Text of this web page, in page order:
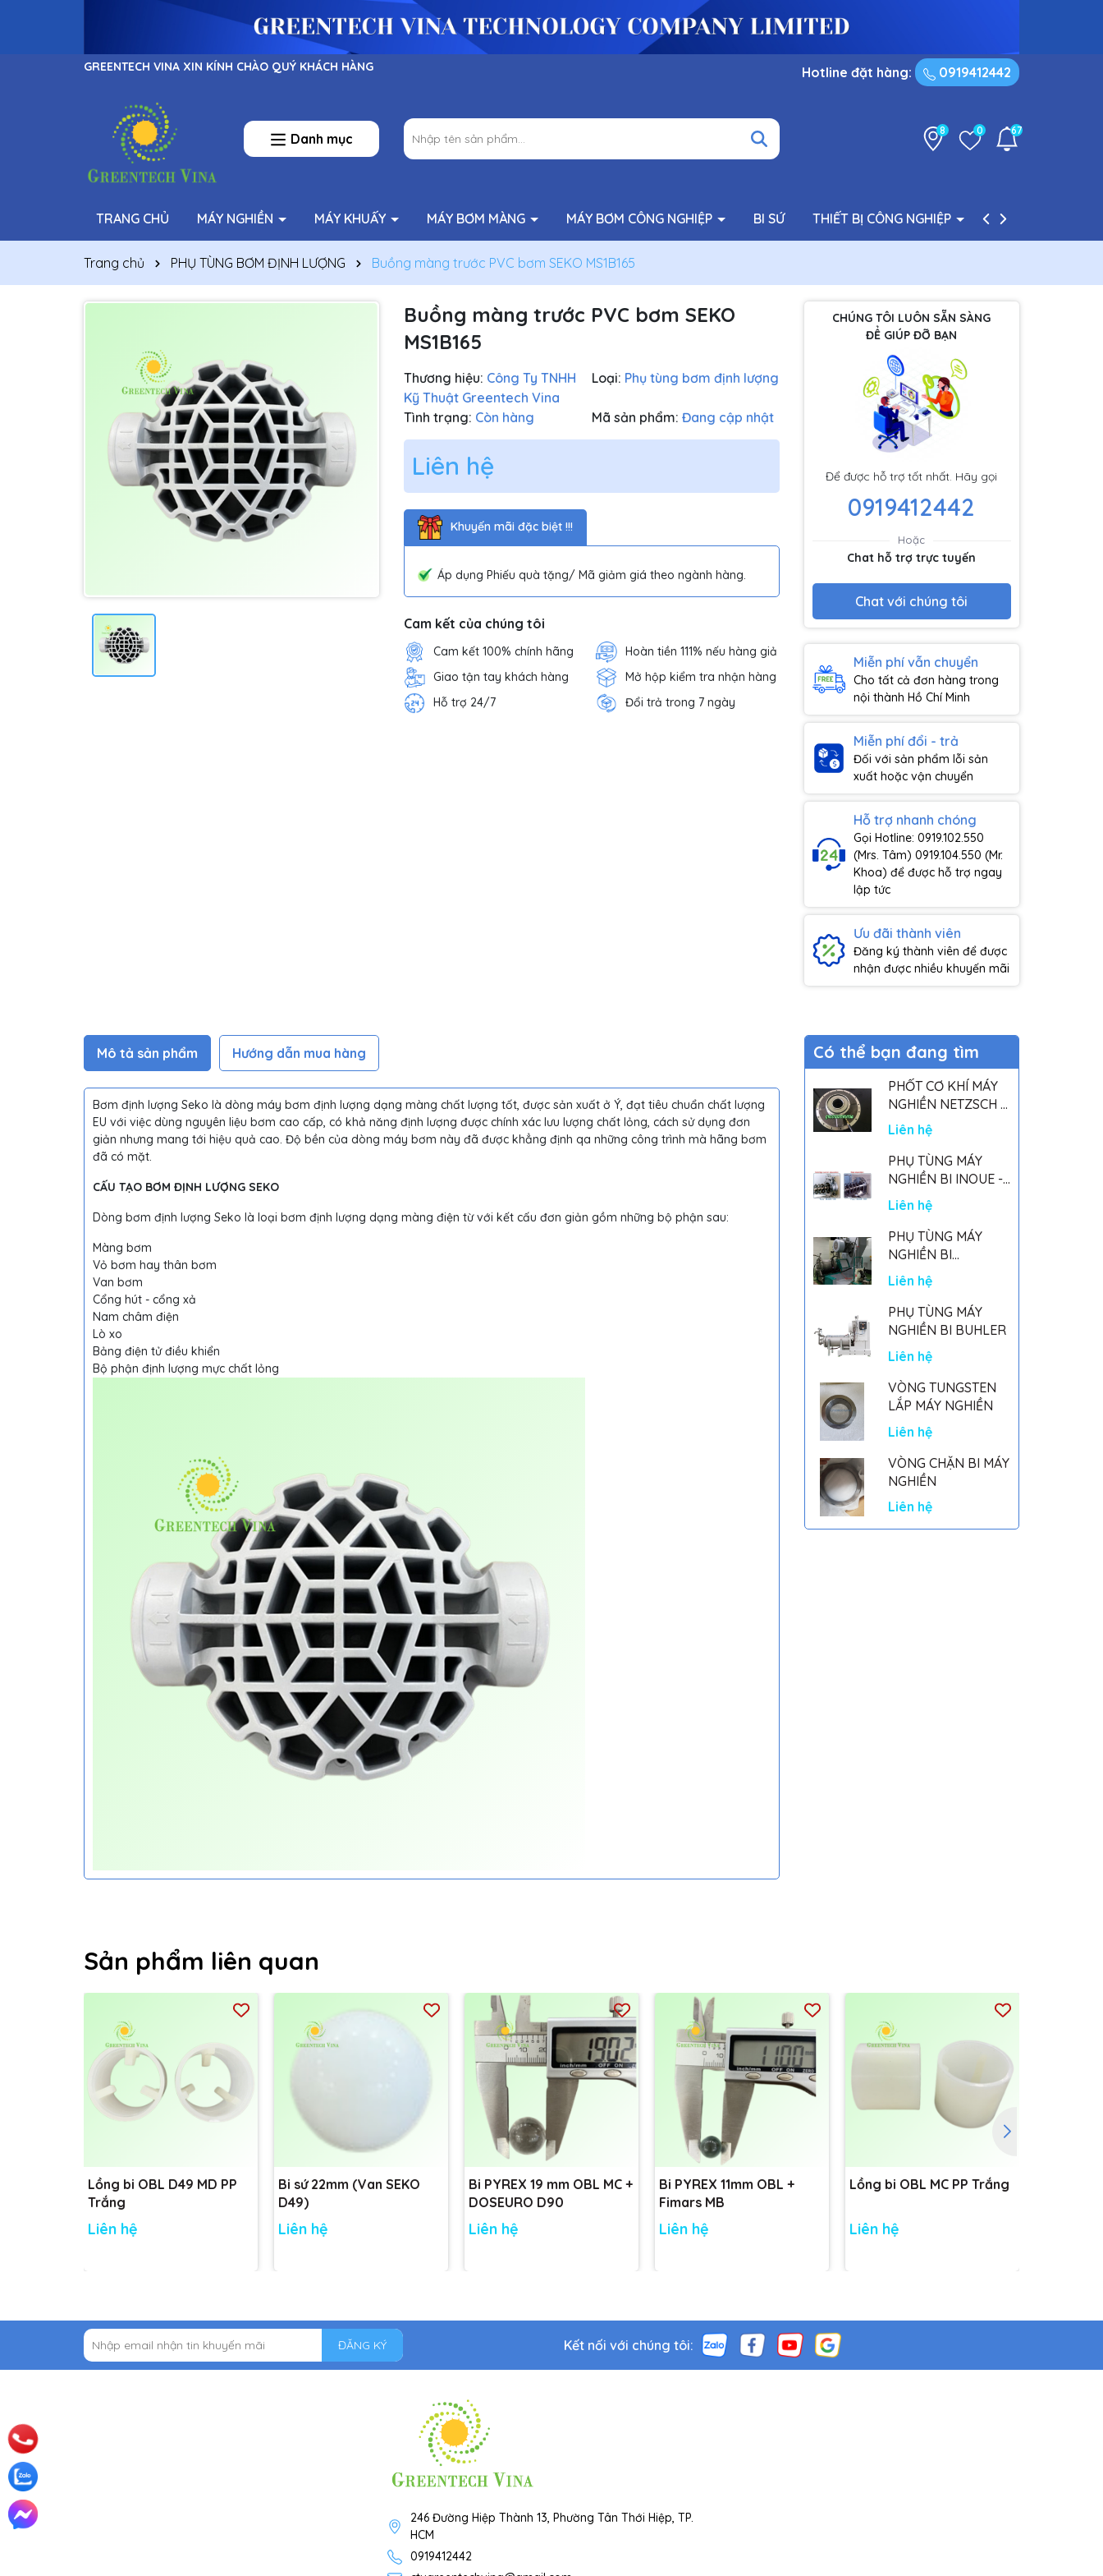
GREENTECH VINA XIN KÍNH CHÀO QUÝ KHÁCH HÀNG Hotline đặt hàng: 0919412442
Danh mục
8 0 67
TRANG CHỦ MÁY NGHIỀN MÁY KHUẤY MÁY BƠM MÀNG MÁY BƠM CÔNG NGHIỆP BI SỨ THIẾT BỊ CÔNG NGHIỆP PHỤ TÙNG BƠM
Trang chủ PHỤ TÙNG BƠM ĐỊNH LƯỢNG Buồng màng trước PVC bơm SEKO MS1B165
Buồng màng trước PVC bơm SEKO
MS1B165
Thương hiệu: Công Ty TNHH
Kỹ Thuật Greentech Vina
Loại: Phụ tùng bơm định lượng
Tình trạng: Còn hàng Mã sản phẩm: Đang cập nhật
Liên hệ
Khuyến mãi đặc biệt !!!
Áp dụng Phiếu quà tặng/ Mã giảm giá theo ngành hàng.
Cam kết của chúng tôi
Cam kết 100% chính hãng
Hoàn tiền 111% nếu hàng giả
Giao tận tay khách hàng
Mở hộp kiểm tra nhận hàng
Hỗ trợ 24/7
Đổi trả trong 7 ngày
CHÚNG TÔI LUÔN SẴN SÀNG
ĐỂ GIÚP ĐỠ BẠN
Để được hỗ trợ tốt nhất. Hãy gọi
0919412442
Hoặc
Chat hỗ trợ trực tuyến
Chat với chúng tôi
Miễn phí vẫn chuyển
Cho tất cả đơn hàng trong
nội thành Hồ Chí Minh
Miễn phí đổi - trả
Đối với sản phẩm lỗi sản
xuất hoặc vận chuyển
Hỗ trợ nhanh chóng
Gọi Hotline: 0919.102.550
(Mrs. Tâm) 0919.104.550 (Mr.
Khoa) để được hỗ trợ ngay
lập tức
Ưu đãi thành viên
Đăng ký thành viên để được
nhận được nhiều khuyến mãi
Mô tả sản phẩm Hướng dẫn mua hàng
Bơm định lượng Seko là dòng máy bơm định lượng dạng màng chất lượng tốt, được sản xuất ở Ý, đạt tiêu chuẩn chất lượng
EU với việc dùng nguyên liệu bơm cao cấp, có khả năng định lượng được chính xác lưu lượng chất lỏng, cách sử dụng đơn
giản nhưng mang tới hiệu quả cao. Độ bền của dòng máy bơm này đã được khẳng định qa những công trình mà hãng bơm
đã có mặt.
CẤU TẠO BƠM ĐỊNH LƯỢNG SEKO
Dòng bơm định lượng Seko là loại bơm định lượng dạng màng điện từ với kết cấu đơn giản gồm những bộ phận sau:
Màng bơm
Vỏ bơm hay thân bơm
Van bơm
Cổng hút - cổng xả
Nam châm điện
Lò xo
Bảng điện tử điều khiển
Bộ phận định lượng mực chất lỏng
Có thể bạn đang tìm
PHỐT CƠ KHÍ MÁY
NGHIỀN NETZSCH -
GERMANY
Liên hệ
PHỤ TÙNG MÁY
NGHIỀN BI INOUE -
PARTS FOR MHGII-
50 MIGHTY MILL
MARK II
Liên hệ
PHỤ TÙNG MÁY
NGHIỀN BI
NETSZCH
Liên hệ
PHỤ TÙNG MÁY
NGHIỀN BI BUHLER
Liên hệ
VÒNG TUNGSTEN
LẮP MÁY NGHIỀN
Liên hệ
VÒNG CHẶN BI MÁY
NGHIỀN
Liên hệ
Sản phẩm liên quan
Lồng bi OBL D49 MD PP
Trắng
Liên hệ
Bi sứ 22mm (Van SEKO
D49)
Liên hệ
Bi PYREX 19 mm OBL MC +
DOSEURO D90
Liên hệ
Bi PYREX 11mm OBL +
Fimars MB
Liên hệ
Lồng bi OBL MC PP Trắng
Liên hệ
ĐĂNG KÝ Kết nối với chúng tôi:
246 Đường Hiệp Thành 13, Phường Tân Thới Hiệp, TP.
HCM
0919412442